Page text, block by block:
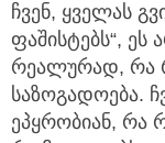
ჩვენ, ყველას
ფაშისტებს“,
რეალურად, რა
საზოგადოება.
ეპყრობიან, რა